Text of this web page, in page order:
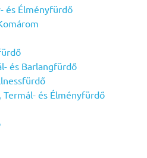
és Élményfürdő
és Barlangfürdő
Termál- és Élményfürdő